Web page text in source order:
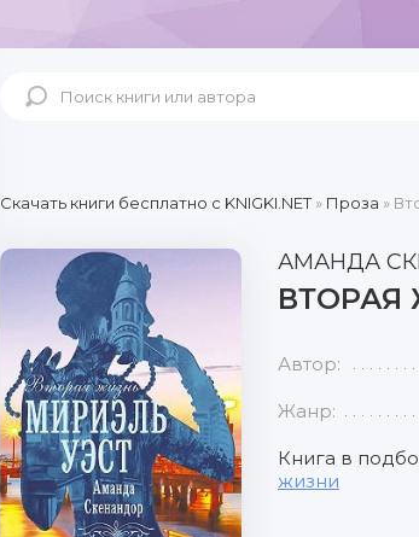
Скачать книги бесплатно c KNIGKI.NET» Проза »
АМАНДА
ВТОРАЯ
Автор:
Жанр:
Книга в
жизни